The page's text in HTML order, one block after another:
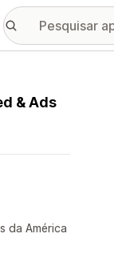
& Ads
da América